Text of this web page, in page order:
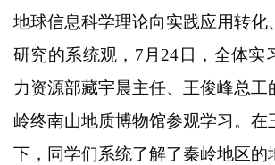
地球信息科学理论向实践应用转化
研究的系统观，7月24日，全体实
力资源部藏宇晨主任、王俊峰总工
岭终南山地质博物馆参观学习。在
下，同学们系统了解了秦岭地区的